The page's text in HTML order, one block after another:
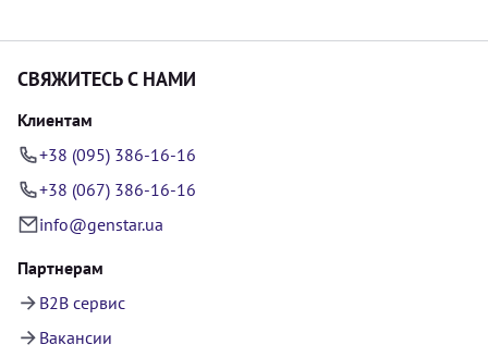
СВЯЖИТЕСЬ С НАМИ
Клиентам
+38 (095) 386-16-16
+38 (067) 386-16-16
info@genstar.ua
Партнерам
B2B сервис
Вакансии